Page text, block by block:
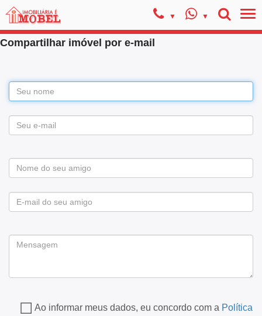
Compartilhar imóvel por e-mail
Ao informar meus dados, eu concordo com a Política